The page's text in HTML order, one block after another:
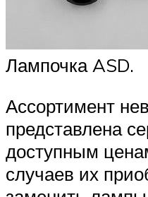
Лампочка ASD.
Ассортимент
представлена
доступным
случаев их